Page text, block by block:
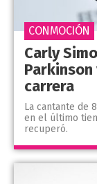
Carly
carrera
La cantante de
en el último
recuperó.
CONMOCIÓN